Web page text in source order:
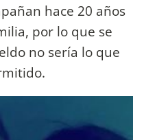
hace 20 años
por lo que se
no sería lo que